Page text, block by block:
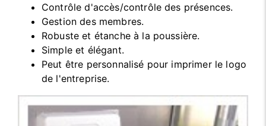
Contrôle d'accès/contrôle des présences.
Gestion des membres.
Robuste et étanche à la poussière.
Simple et élégant.
Peut être personnalisé pour imprimer le logo
de l'entreprise.